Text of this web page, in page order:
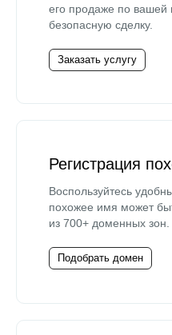
его продаже по вашей
безопасную сделку.
Заказать услугу
Регистрация
Воспользуйтесь
похожее имя может
из 700+ доменных зон.
Подобрать домен